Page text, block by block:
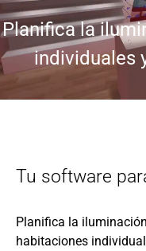
Planifica la
individuales
Tu software
Planifica la
habitaciones